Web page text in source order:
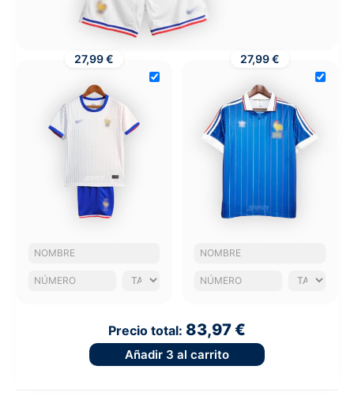
27,99 € 27,99 €
Precio total: 83,97 €
Añadir 3 al carrito